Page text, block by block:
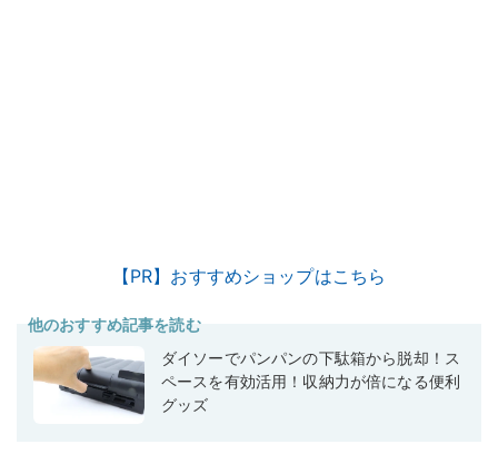
【PR】おすすめショップはこちら
他のおすすめ記事を読む
ダイソーでパンパンの下駄箱から脱却！ス
ペースを有効活用！収納力が倍になる便利
グッズ